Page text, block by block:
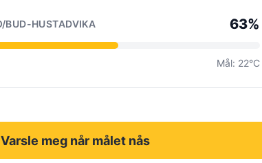
BUD-HUSTADVIKA 63%
Mål: 22°C
Varsle meg når målet nås